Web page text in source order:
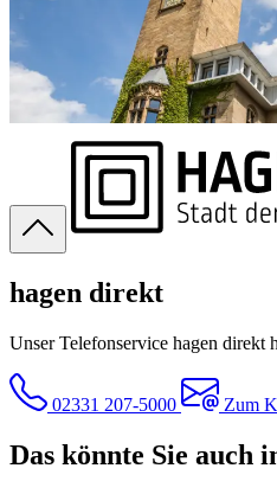
hagen direkt
Unser Telefonservice hagen direkt
02331 207-5000 Zum
Das könnte Sie auch